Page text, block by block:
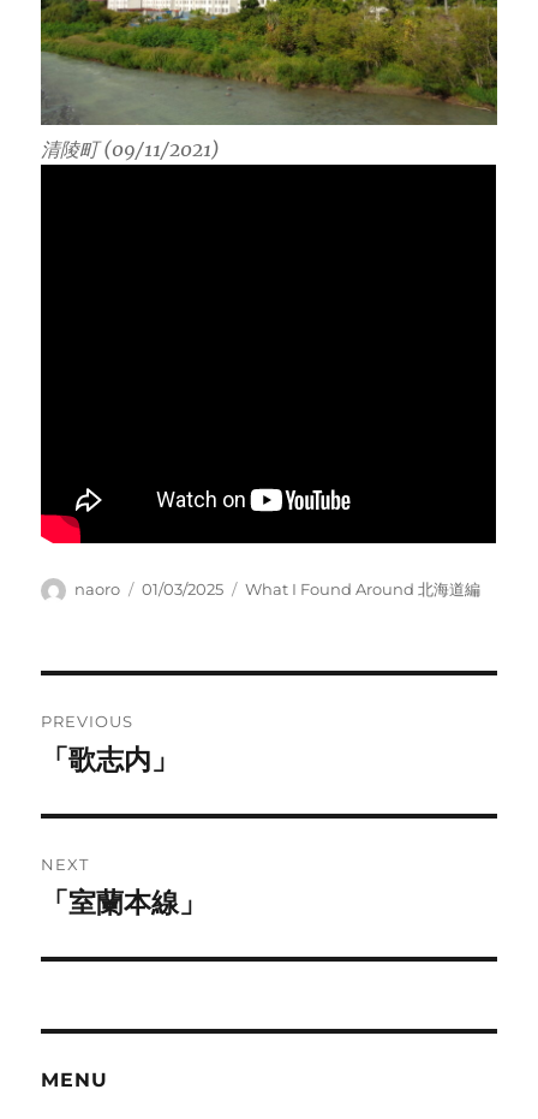
清陵町 (09/11/2021)
Author
naoro
Posted
01/03/2025 Categories
What I Found Around 北海道編
navigation
PREVIOUS
Previous
「歌志内」
NEXT
Next
「室蘭本線」
MENU